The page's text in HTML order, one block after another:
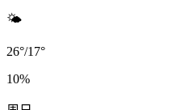
🌤️
26°/17°
10%